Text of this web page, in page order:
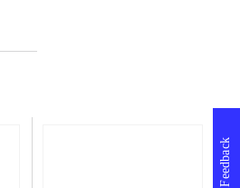
Feedback